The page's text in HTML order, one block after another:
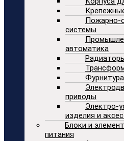
Пожарно-
системы
автоматика
приводы
Электро-
изделия и
Блоки и
питания